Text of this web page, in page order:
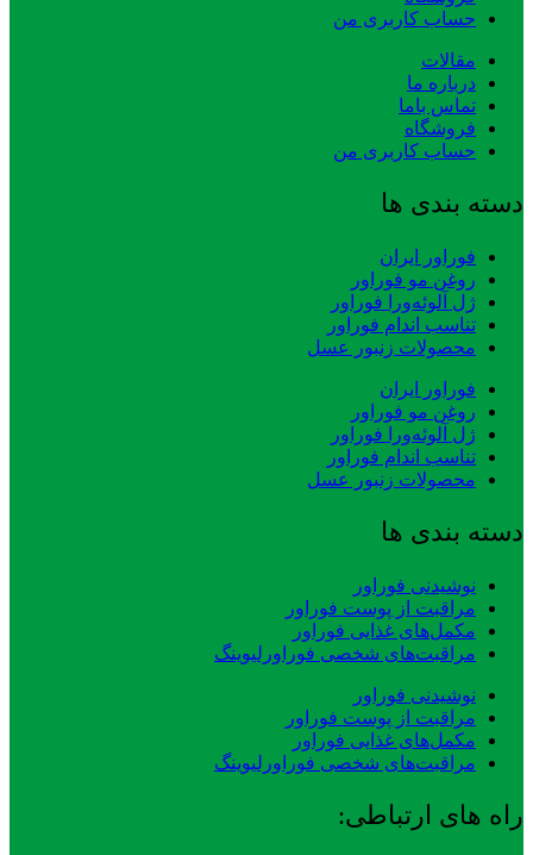
حساب کاربری من
مقالات
درباره ما
تماس باما
فروشگاه
حساب کاربری من
دسته بندی ها
فوراور ایران
روغن مو فوراور
ژل آلوئه‌ورا فوراور
تناسب اندام فوراور
محصولات زنبور عسل
فوراور ایران
روغن مو فوراور
ژل آلوئه‌ورا فوراور
تناسب اندام فوراور
محصولات زنبور عسل
دسته بندی ها
نوشیدنی فوراور
مراقبت از پوست فوراور
مکمل‌های غذایی فوراور
مراقبت‌های شخصی فوراورلیوینگ
نوشیدنی فوراور
مراقبت از پوست فوراور
مکمل‌های غذایی فوراور
مراقبت‌های شخصی فوراورلیوینگ
راه های ارتباطی: